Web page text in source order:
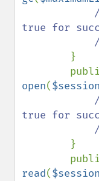
true for
}
open(
true for
}
read(